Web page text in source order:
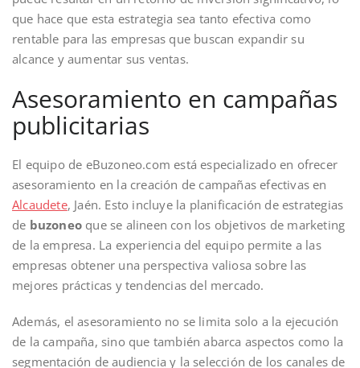
que hace que esta estrategia sea tanto efectiva como
rentable para las empresas que buscan expandir su
alcance y aumentar sus ventas.
Asesoramiento en campañas
publicitarias
El equipo de eBuzoneo.com está especializado en ofrecer
asesoramiento en la creación de campañas efectivas en
Alcaudete, Jaén. Esto incluye la planificación de estrategias
de buzoneo que se alineen con los objetivos de marketing
de la empresa. La experiencia del equipo permite a las
empresas obtener una perspectiva valiosa sobre las
mejores prácticas y tendencias del mercado.
Además, el asesoramiento no se limita solo a la ejecución
de la campaña, sino que también abarca aspectos como la
segmentación de audiencia y la selección de los canales de